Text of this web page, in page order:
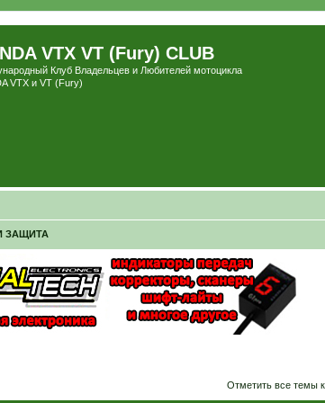
VTX VT (Fury) CLUB
Клуб Владельцев и Любителей мотоцикла
VTX и VT (Fury)
ЗАЩИТА
Отметить все темы